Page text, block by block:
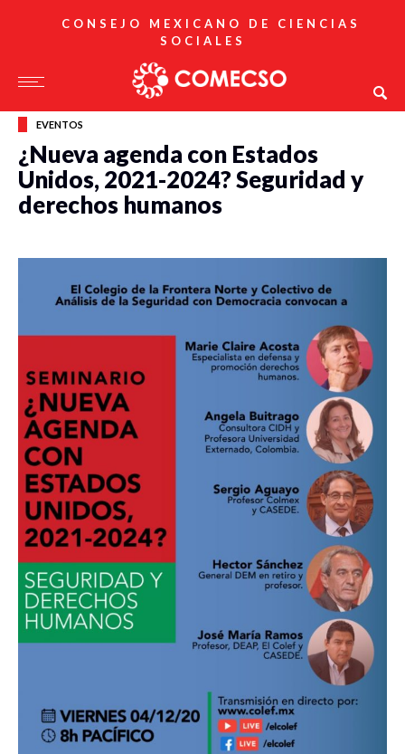
CONSEJO MEXICANO DE CIENCIAS
SOCIALES
EVENTOS
¿Nueva agenda con Estados
Unidos, 2021-2024? Seguridad y
derechos humanos